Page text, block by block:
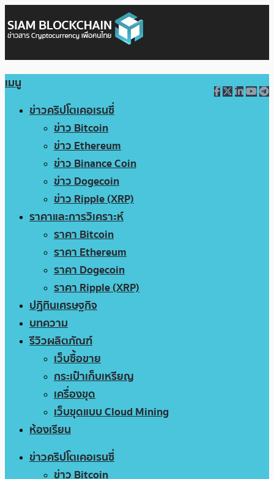
เมนู
ข่าวคริปโตเคอเรนซี่
ข่าว Bitcoin
ข่าว Ethereum
ข่าว Binance Coin
ข่าว Dogecoin
ข่าว Ripple (XRP)
ราคาและการวิเคราะห์
ราคา Bitcoin
ราคา Ethereum
ราคา Dogecoin
ราคา Ripple (XRP)
ปฏิทินเศรษฐกิจ
บทความ
รีวิวผลิตภัณฑ์
เว็บซื้อขาย
กระเป๋าเก็บเหรียญ
เครื่องขุด
เว็บขุดแบบ Cloud Mining
ห้องเรียน
ข่าวคริปโตเคอเรนซี่
ข่าว Bitcoin